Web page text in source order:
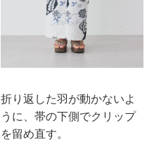
折り返した羽が動かないよ
うに、帯の下側でクリップ
を留め直す。